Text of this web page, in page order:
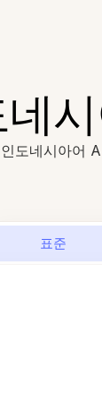
인도네시아어
표준